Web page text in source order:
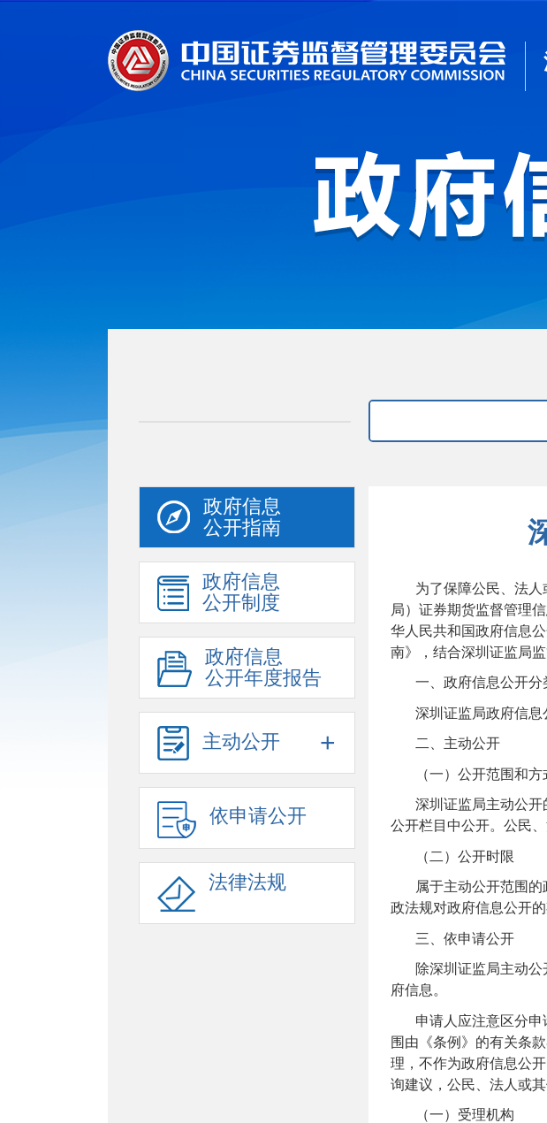
政府信息
公开指南
政府信息
公开制度
政府信息
公开年度报告
主动公开 +
依申请公开
法律法规
为了保障公民、法
局）证券期货监督管理
华人民共和国政府信息
南》， 结合深圳证监局
一、政府信息公开分
深圳证监局政府信息
二、主动公开
（一）公开范围和方
深圳证监局主动公开
公开栏目中公开。公民
（ 二 ）公开时限
属于主动公开范围
政法规对政府信息公开
三、依申请公开
除深圳证监局主动公
府信息。
申请人应注意区分
围由《条例》的有关条
理，不作为政府信息公
询建议，公民、法人或
（一）受理机构